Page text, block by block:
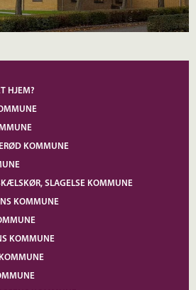
HJEM?
KOMMUNE
SLAGELSE KOMMUNE
KOMMUNE
KOMMUNE